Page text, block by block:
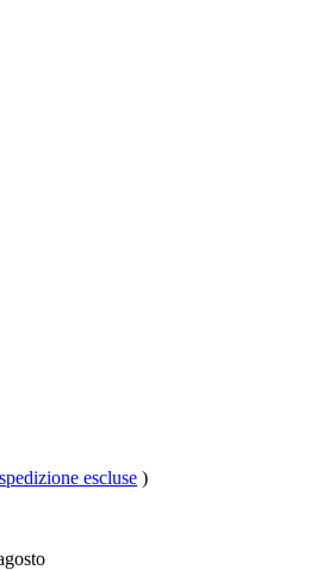
escluse )